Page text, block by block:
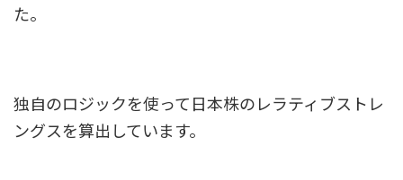
た。
独自のロジックを使って日本株のレラティブストレ
ングスを算出しています。